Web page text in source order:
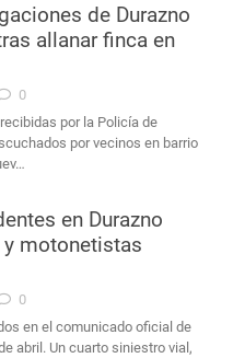
de Durazno
allanar finca en
0
por la Policía de
por vecinos en barrio
en Durazno
motonetistas
0
en el comunicado oficial de
abril. Un cuarto siniestro vial,